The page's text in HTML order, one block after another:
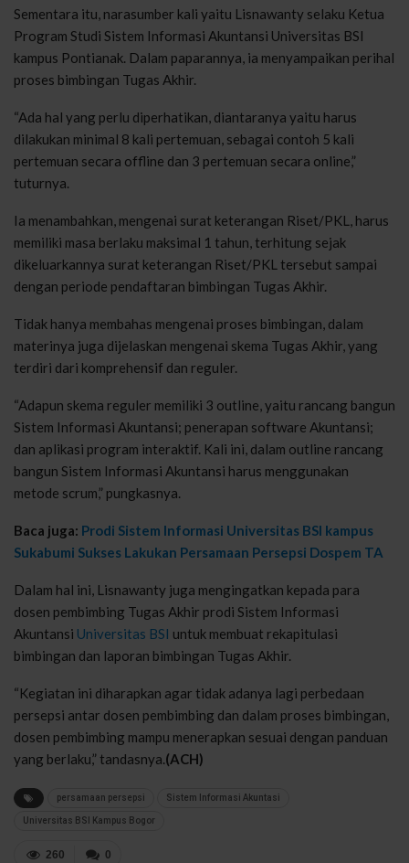
Sementara itu, narasumber kali yaitu Lisnawanty selaku Ketua
Program Studi Sistem Informasi Akuntansi Universitas BSI
kampus Pontianak. Dalam paparannya, ia menyampaikan perihal
proses bimbingan Tugas Akhir.
“Ada hal yang perlu diperhatikan, diantaranya yaitu harus
dilakukan minimal 8 kali pertemuan, sebagai contoh 5 kali
pertemuan secara offline dan 3 pertemuan secara online,”
tuturnya.
Ia menambahkan, mengenai surat keterangan Riset/PKL, harus
memiliki masa berlaku maksimal 1 tahun, terhitung sejak
dikeluarkannya surat keterangan Riset/PKL tersebut sampai
dengan periode pendaftaran bimbingan Tugas Akhir.
Tidak hanya membahas mengenai proses bimbingan, dalam
materinya juga dijelaskan mengenai skema Tugas Akhir, yang
terdiri dari komprehensif dan reguler.
“Adapun skema reguler memiliki 3 outline, yaitu rancang bangun
Sistem Informasi Akuntansi; penerapan software Akuntansi;
dan aplikasi program interaktif. Kali ini, dalam outline rancang
bangun Sistem Informasi Akuntansi harus menggunakan
metode scrum,” pungkasnya.
Baca juga: Prodi Sistem Informasi Universitas BSI kampus
Sukabumi Sukses Lakukan Persamaan Persepsi Dospem TA
Dalam hal ini, Lisnawanty juga mengingatkan kepada para
dosen pembimbing Tugas Akhir prodi Sistem Informasi
Akuntansi Universitas BSI untuk membuat rekapitulasi
bimbingan dan laporan bimbingan Tugas Akhir.
“Kegiatan ini diharapkan agar tidak adanya lagi perbedaan
persepsi antar dosen pembimbing dan dalam proses bimbingan,
dosen pembimbing mampu menerapkan sesuai dengan panduan
yang berlaku,” tandasnya.(ACH)
persamaan persepsi Sistem Informasi Akuntasi
Universitas BSI Kampus Bogor
0
260